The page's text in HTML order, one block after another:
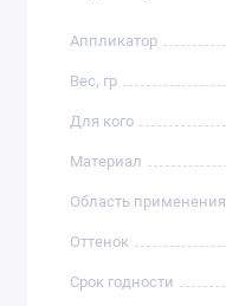
Аппликатор
Вес, гр
Для кого
Материал
Область применения
Оттенок
Срок годности